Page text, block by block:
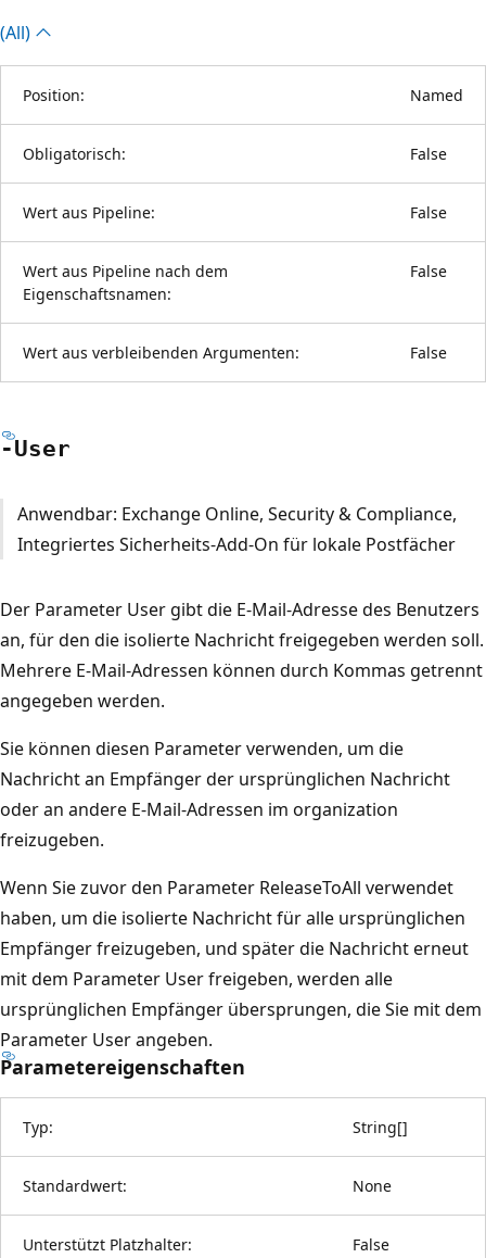
(All)
Position: Named
Obligatorisch: False
Wert aus Pipeline: False
Wert aus Pipeline nach dem
Eigenschaftsnamen:
False
Wert aus verbleibenden Argumenten: False
-User
Anwendbar: Exchange Online, Security & Compliance,
Integriertes Sicherheits-Add-On für lokale Postfächer
Der Parameter User gibt die E-Mail-Adresse des Benutzers
an, für den die isolierte Nachricht freigegeben werden soll.
Mehrere E-Mail-Adressen können durch Kommas getrennt
angegeben werden.
Sie können diesen Parameter verwenden, um die
Nachricht an Empfänger der ursprünglichen Nachricht
oder an andere E-Mail-Adressen im organization
freizugeben.
Wenn Sie zuvor den Parameter ReleaseToAll verwendet
haben, um die isolierte Nachricht für alle ursprünglichen
Empfänger freizugeben, und später die Nachricht erneut
mit dem Parameter User freigeben, werden alle
ursprünglichen Empfänger übersprungen, die Sie mit dem
Parameter User angeben.
Parametereigenschaften
Typ: String[]
Standardwert: None
Unterstützt Platzhalter: False